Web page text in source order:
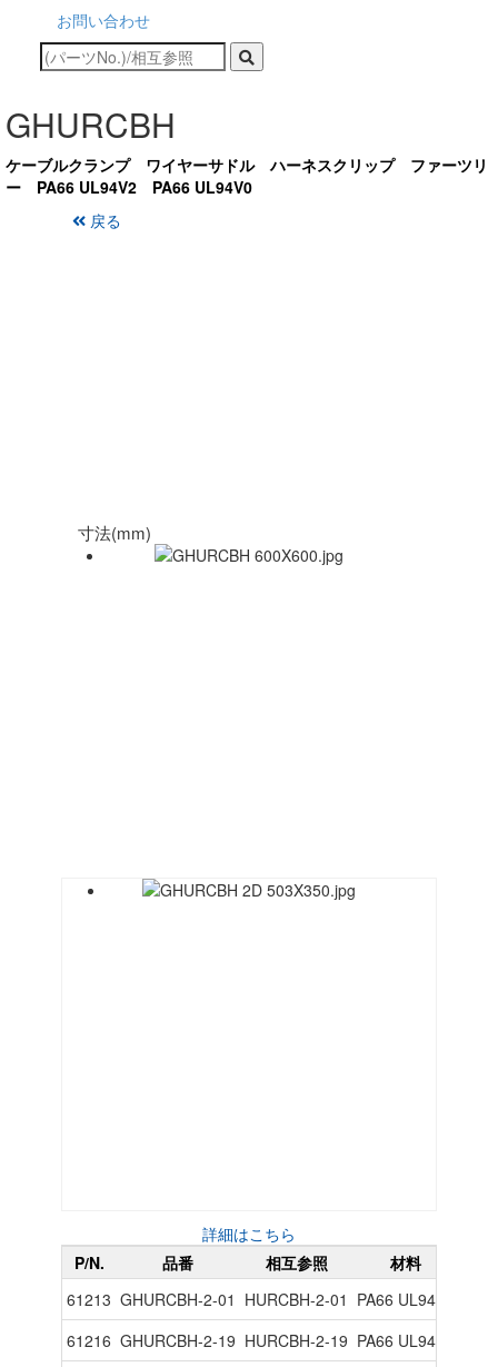
お問い合わせ
GHURCBH
ケーブルクランプ ワイヤーサドル ハーネスクリップ ファーツリ
ー PA66 UL94V2 PA66 UL94V0
戻る
寸法(mm)
詳細はこちら
P/N.
品番 相互参照 材料
61213 GHURCBH-2-01 HURCBH-2-01 PA66 UL94V2
61216 GHURCBH-2-19 HURCBH-2-19 PA66 UL94V0